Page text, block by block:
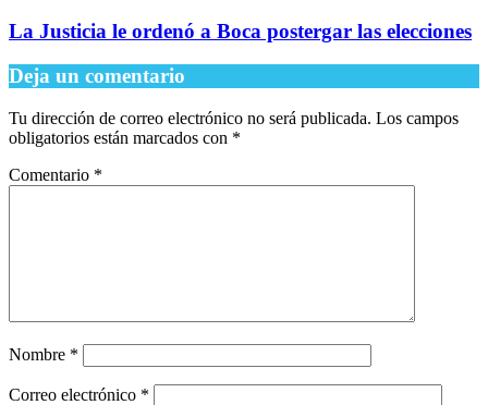
La Justicia le ordenó a Boca postergar las elecciones
Deja un comentario
Tu dirección de correo electrónico no será publicada. Los campos
obligatorios están marcados con *
Comentario *
Nombre *
Correo electrónico *